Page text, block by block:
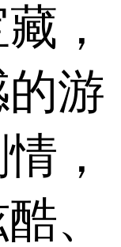
，
游
，
、